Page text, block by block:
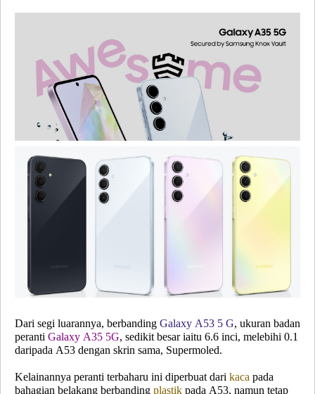
Dari segi luarannya, berbanding Galaxy A53 5 G, ukuran badan
peranti Galaxy A35 5G, sedikit besar iaitu 6.6 inci, melebihi 0.1
daripada A53 dengan skrin sama, Supermoled.
Kelainannya peranti terbaharu ini diperbuat dari kaca pada
bahagian belakang berbanding plastik pada A53, namun tetap